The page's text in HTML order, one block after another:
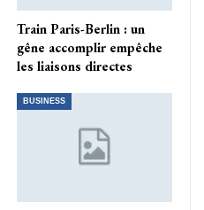
Train Paris-Berlin : un
gêne accomplir empêche
les liaisons directes
BUSINESS